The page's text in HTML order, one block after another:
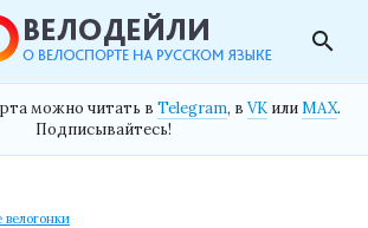
search
можно читать в Telegram, в VK илиMAX.
Подписывайтесь!